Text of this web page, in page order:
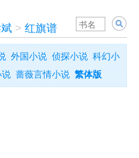
> 红旗谱
外国小说 侦探小说 科幻小
说 蔷薇言情小说 繁体版